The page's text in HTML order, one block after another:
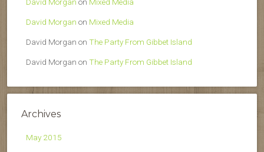
David Morgan on Mixed Media
David Morgan on The Party From Gibbet Island
David Morgan on The Party From Gibbet Island
Archives
May 2015